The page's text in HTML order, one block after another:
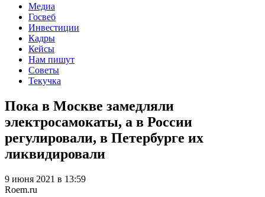
Медиа
Госвеб
Инвестиции
Кадры
Кейсы
Нам пишут
Советы
Текучка
Пока в Москве замедляли
электросамокаты, а в России
регулировали, в Петербурге их
ликвидировали
9 июня 2021 в 13:59
Roem.ru